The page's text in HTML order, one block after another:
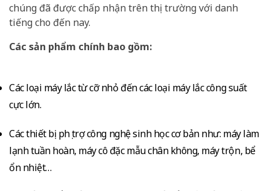
chúng đã được chấp nhận trên thị trường với danh
tiếng cho đến nay.
Các sản phẩm chính bao gồm:
Các loại máy lắc từ cỡ nhỏ đến các loại máy lắc công suất
cực lớn.
Các thiết bị phụ trợ công nghệ sinh học cơ bản như: máy làm
lạnh tuần hoàn, máy cô đặc mẫu chân không, máy trộn, bể
ổn nhiệt…